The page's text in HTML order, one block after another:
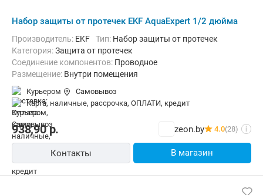
Набор защиты от протечек EKF AquaExpert 1/2 дюйма
Производитель: EKF Тип: Набор защиты от протечек
Категория:Защита от протечек
Соединение компонентов: Проводное
Размещение: Внутри помещения
Курьером
Самовывоз
карта, наличные, рассрочка, ОПЛАТИ, кредит
938,90р. zeon.by 4.0(28) i
Контакты В магазин